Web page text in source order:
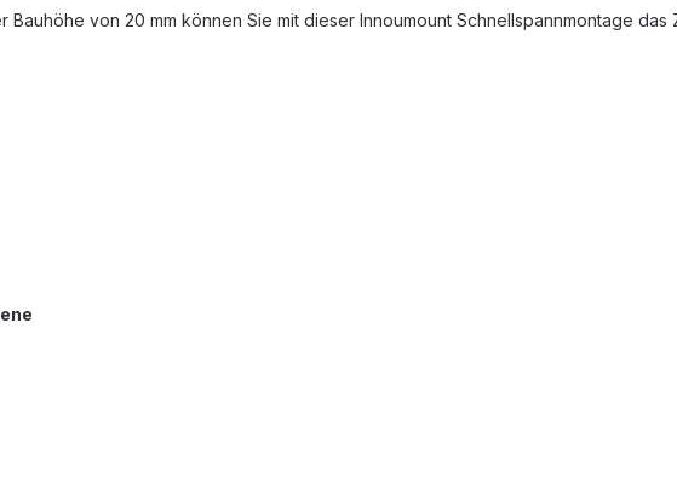
Bauhöhe von 20 mm können Sie mit dieser Innoumount Schnellspannmontage